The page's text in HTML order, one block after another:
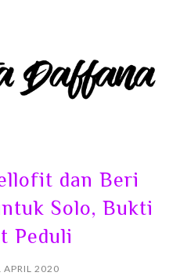
dan Beri
Solo, Bukti
Peduli
APRIL 2020